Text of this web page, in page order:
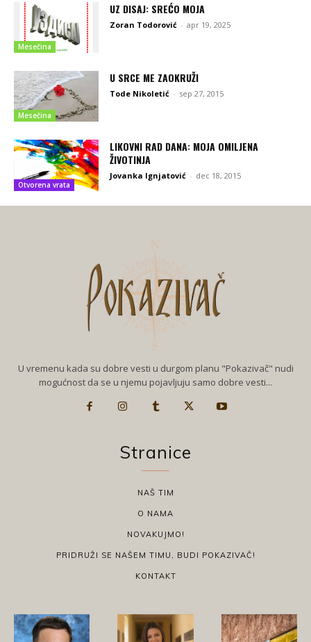
Mesečina
UZ DISAJ: SREĆO MOJA
Zoran Todorović - apr 19, 2025
Mesečina
U SRCE ME ZAOKRUŽI
Tode Nikoletić - sep 27, 2015
Otvorena vrata
LIKOVNI RAD DANA: MOJA OMILJENA
ŽIVOTINJA
Jovanka Ignjatović - dec 18, 2015
U vremenu kada su dobre vesti u durgom planu "Pokazivač" nudi
mogućnost da se u njemu pojavljuju samo dobre vesti...
Stranice
NAŠ TIM
O NAMA
NOVAKUJMO!
PRIDRUŽI SE NAŠEM TIMU, BUDI POKAZIVAČ!
KONTAKT